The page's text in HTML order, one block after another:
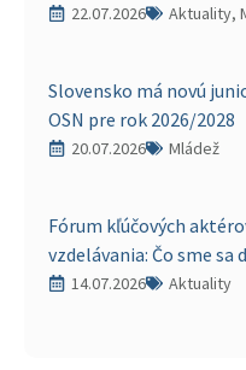
22.07.2026 Aktuality,
Slovensko má novú
OSN pre rok 2026/2028
20.07.2026 Mládež
Fórum kľúčových
vzdelávania: Čo sme sa
14.07.2026 Aktuality